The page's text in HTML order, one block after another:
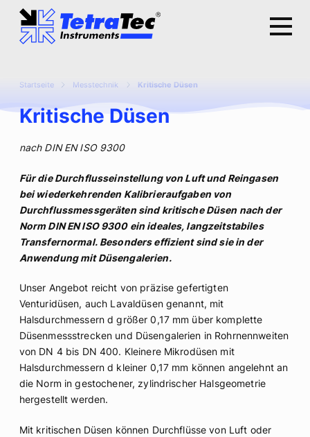
Startseite Messtechnik Kritische Düsen
Kritische Düsen
nach DIN EN ISO 9300
Für die Durchflusseinstellung von Luft und Reingasen
bei wiederkehrenden Kalibrieraufgaben von
Durchflussmessgeräten sind kritische Düsen nach der
Norm DIN EN ISO 9300 ein ideales, langzeitstabiles
Transfernormal. Besonders effizient sind sie in der
Anwendung mit Düsengalerien.
Unser Angebot reicht von präzise gefertigten
Venturidüsen, auch Lavaldüsen genannt, mit
Halsdurchmessern d größer 0,17 mm über komplette
Düsenmessstrecken und Düsengalerien in Rohrnennweiten
von DN 4 bis DN 400. Kleinere Mikrodüsen mit
Halsdurchmessern d kleiner 0,17 mm können angelehnt an
die Norm in gestochener, zylindrischer Halsgeometrie
hergestellt werden.
Mit kritischen Düsen können Durchflüsse von Luft oder